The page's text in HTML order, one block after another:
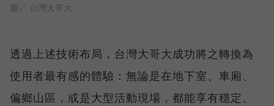
圖／ 台灣大哥大
透過上述技術布局，台灣大哥大成功將之轉換為
使用者最有感的體驗：無論是在地下室、車廂、
偏鄉山區，或是大型活動現場，都能享有穩定、